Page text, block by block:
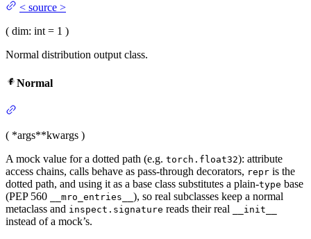
< source >
( dim: int = 1 )
Normal distribution output class.
Normal
( *args**kwargs )
A mock value for a dotted path (e.g. torch.float32): attribute
access chains, calls behave as pass-through decorators, repr is the
dotted path, and using it as a base class substitutes a plain-type base
(PEP 560
__mro_entries__ ), so real subclasses keep a normal
metaclass and inspect.signature reads their real __init__
instead of a mock’s.